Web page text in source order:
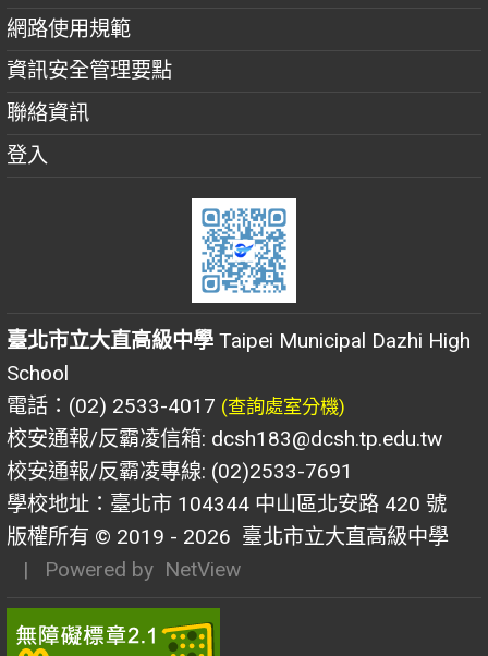
網路使用規範
資訊安全管理要點
聯絡資訊
登入
臺北市立大直高級中學 Taipei Municipal Dazhi High
School
電話：(02) 2533-4017 (查詢處室分機)
校安通報/反霸凌信箱: dcsh183@dcsh.tp.edu.tw
校安通報/反霸凌專線: (02)2533-7691
學校地址：臺北市 104344 中山區北安路 420 號
版權所有 © 2019 - 2026 臺北市立大直高級中學
| Powered by NetView